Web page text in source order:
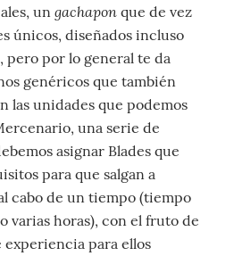
un gachapon que de vez
únicos, diseñados incluso
pero por lo general te da
genéricos que también
las unidades que podemos
una serie de
asignar Blades que
para que salgan a
cabo de un tiempo (tiempo
varias horas), con el fruto de
experiencia para ellos